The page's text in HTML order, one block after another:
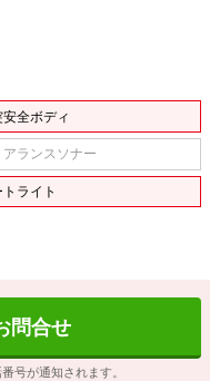
安全ボディ
アランスソナー
トライト
問合せ
号が通知されます。